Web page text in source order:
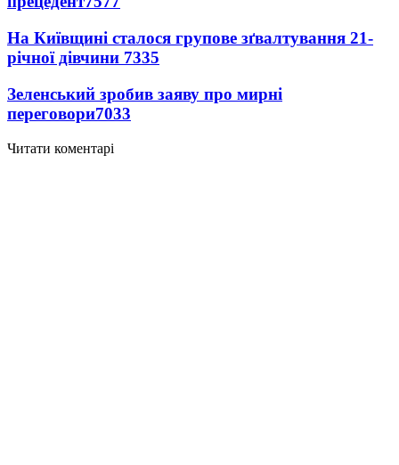
На Київщині сталося групове зґвалтування 21-
річної дівчини 7335
Зеленський зробив заяву про мирні
переговори7033
Читати коментарі